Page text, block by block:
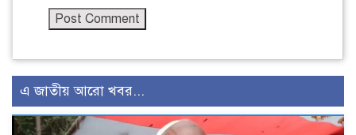
এ জাতীয় আরো খবর...